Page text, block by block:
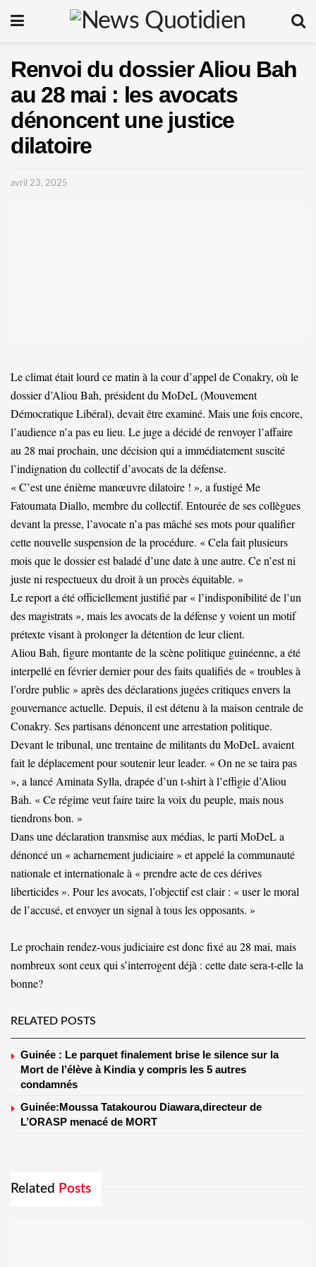
Renvoi du dossier Aliou Bah
au 28 mai : les avocats
dénoncent une justice
dilatoire
avril 23, 2025
Le climat était lourd ce matin à la cour d’appel de Conakry, où le
dossier d’Aliou Bah, président du MoDeL (Mouvement
Démocratique Libéral), devait être examiné. Mais une fois encore,
l’audience n’a pas eu lieu. Le juge a décidé de renvoyer l’affaire
au 28 mai prochain, une décision qui a immédiatement suscité
l’indignation du collectif d’avocats de la défense.
« C’est une énième manœuvre dilatoire ! », a fustigé Me
Fatoumata Diallo, membre du collectif. Entourée de ses collègues
devant la presse, l’avocate n’a pas mâché ses mots pour qualifier
cette nouvelle suspension de la procédure. « Cela fait plusieurs
mois que le dossier est baladé d’une date à une autre. Ce n’est ni
juste ni respectueux du droit à un procès équitable. »
Le report a été officiellement justifié par « l’indisponibilité de l’un
des magistrats », mais les avocats de la défense y voient un motif
prétexte visant à prolonger la détention de leur client.
Aliou Bah, figure montante de la scène politique guinéenne, a été
interpellé en février dernier pour des faits qualifiés de « troubles à
l’ordre public » après des déclarations jugées critiques envers la
gouvernance actuelle. Depuis, il est détenu à la maison centrale de
Conakry. Ses partisans dénoncent une arrestation politique.
Devant le tribunal, une trentaine de militants du MoDeL avaient
fait le déplacement pour soutenir leur leader. « On ne se taira pas
», a lancé Aminata Sylla, drapée d’un t-shirt à l’effigie d’Aliou
Bah. « Ce régime veut faire taire la voix du peuple, mais nous
tiendrons bon. »
Dans une déclaration transmise aux médias, le parti MoDeL a
dénoncé un « acharnement judiciaire » et appelé la communauté
nationale et internationale à « prendre acte de ces dérives
liberticides ». Pour les avocats, l’objectif est clair : « user le moral
de l’accusé, et envoyer un signal à tous les opposants. »
Le prochain rendez-vous judiciaire est donc fixé au 28 mai, mais
nombreux sont ceux qui s’interrogent déjà : cette date sera-t-elle la
bonne?
RELATED POSTS
Guinée : Le parquet finalement brise le silence sur la
Mort de l’élève à Kindia y compris les 5 autres
condamnés
Guinée:Moussa Tatakourou Diawara,directeur de
L’ORASP menacé de MORT
Related Posts